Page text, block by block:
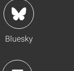
Bluesky